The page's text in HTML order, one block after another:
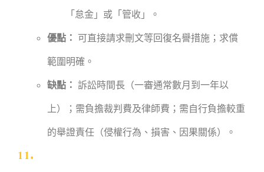
「怠金」或「管收」。
優點： 可直接請求刪文等回復名譽措施；求償
範圍明確。
缺點： 訴訟時間長（一審通常數月到一年以
上）；需負擔裁判費及律師費；需自行負擔較重
的舉證責任（侵權行為、損害、因果關係）。